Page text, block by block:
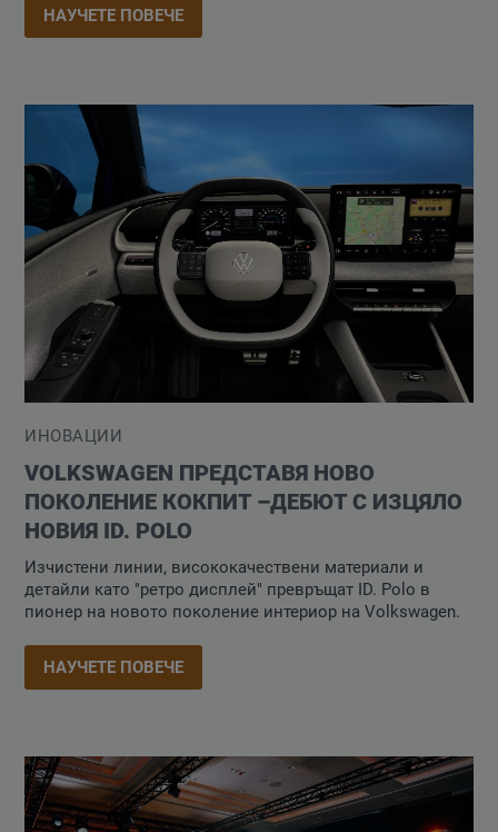
НАУЧЕТЕ ПОВЕЧЕ
ИНОВАЦИИ
VOLKSWAGEN ПРЕДСТАВЯ НОВО
ПОКОЛЕНИЕ КОКПИТ –ДЕБЮТ С ИЗЦЯЛО
НОВИЯ ID. POLO
Изчистени линии, висококачествени материали и
детайли като "ретро дисплей" превръщат ID. Polo в
пионер на новото поколение интериор на Volkswagen.
НАУЧЕТЕ ПОВЕЧЕ